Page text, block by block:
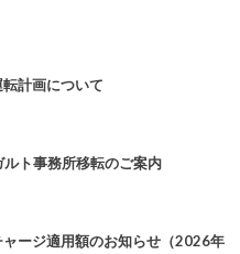
計画について
ト事務所移転のご案内
ージ適用額のお知らせ（2026年